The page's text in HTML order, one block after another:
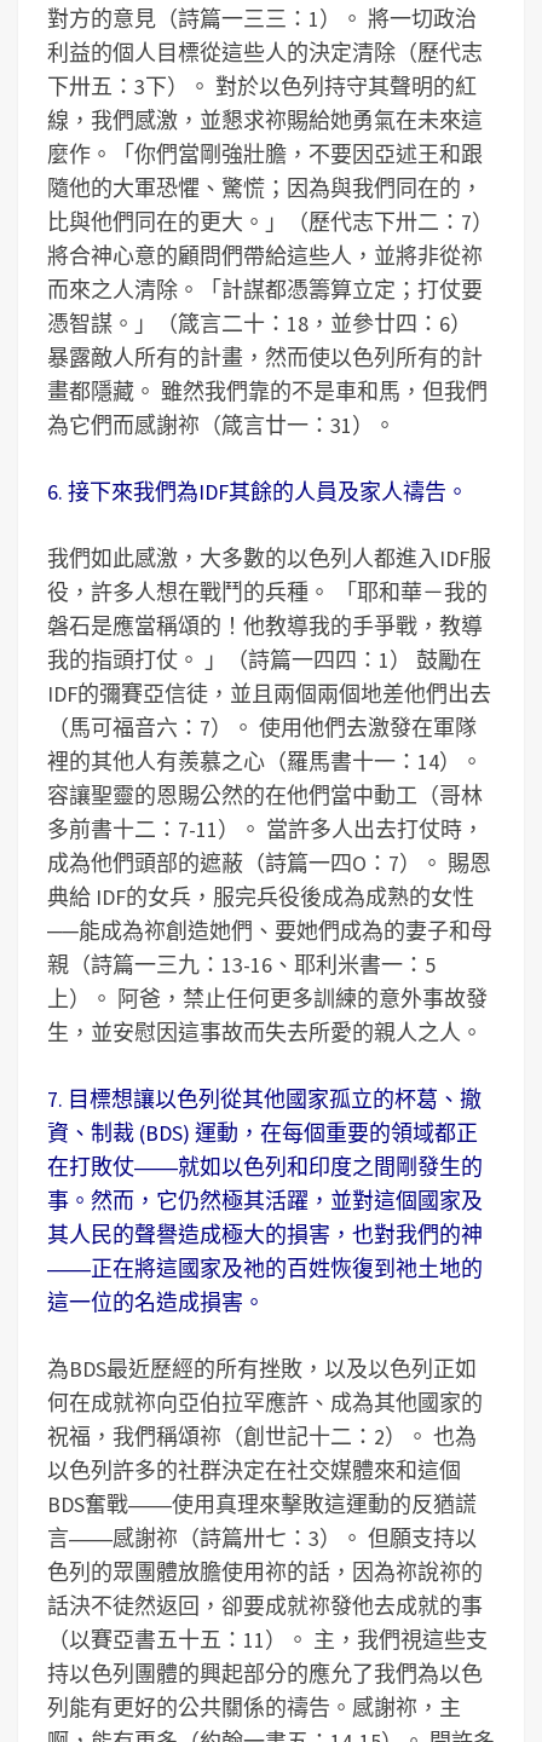
對方的意見（詩篇一三三：1）。 將一切政治
利益的個人目標從這些人的決定清除（歷代志
下卅五：3下）。 對於以色列持守其聲明的紅
線，我們感激，並懇求祢賜給她勇氣在未來這
麼作。「你們當剛強壯膽，不要因亞述王和跟
隨他的大軍恐懼、驚慌；因為與我們同在的，
比與他們同在的更大。」（歷代志下卅二：7）
將合神心意的顧問們帶給這些人，並將非從祢
而來之人清除。「計謀都憑籌算立定；打仗要
憑智謀。」（箴言二十：18，並參廿四：6）
暴露敵人所有的計畫，然而使以色列所有的計
畫都隱藏。 雖然我們靠的不是車和馬，但我們
為它們而感謝祢（箴言廿一：31）。
6. 接下來我們為IDF其餘的人員及家人禱告。
我們如此感激，大多數的以色列人都進入IDF服
役，許多人想在戰鬥的兵種。 「耶和華－我的
磐石是應當稱頌的！他教導我的手爭戰，教導
我的指頭打仗。 」（詩篇一四四：1） 鼓勵在
IDF的彌賽亞信徒，並且兩個兩個地差他們出去
（馬可福音六：7）。 使用他們去激發在軍隊
裡的其他人有羨慕之心（羅馬書十一：14）。
容讓聖靈的恩賜公然的在他們當中動工（哥林
多前書十二：7-11）。 當許多人出去打仗時，
成為他們頭部的遮蔽（詩篇一四O：7）。 賜恩
典給 IDF的女兵，服完兵役後成為成熟的女性
──能成為祢創造她們、要她們成為的妻子和母
親（詩篇一三九：13-16、耶利米書一：5
上）。 阿爸，禁止任何更多訓練的意外事故發
生，並安慰因這事故而失去所愛的親人之人。
7. 目標想讓以色列從其他國家孤立的杯葛、撤
資、制裁 (BDS) 運動，在每個重要的領域都正
在打敗仗――就如以色列和印度之間剛發生的
事。然而，它仍然極其活躍，並對這個國家及
其人民的聲譽造成極大的損害，也對我們的神
――正在將這國家及祂的百姓恢復到祂土地的
這一位的名造成損害。
為BDS最近歷經的所有挫敗，以及以色列正如
何在成就祢向亞伯拉罕應許、成為其他國家的
祝福，我們稱頌祢（創世記十二：2）。 也為
以色列許多的社群決定在社交媒體來和這個
BDS奮戰――使用真理來擊敗這運動的反猶謊
言――感謝祢（詩篇卅七：3）。 但願支持以
色列的眾團體放膽使用祢的話，因為祢說祢的
話決不徒然返回，卻要成就祢發他去成就的事
（以賽亞書五十五：11）。 主，我們視這些支
持以色列團體的興起部分的應允了我們為以色
列能有更好的公共關係的禱告。感謝祢，主